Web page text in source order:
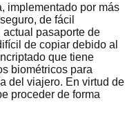
implementado por más
de fácil
pasaporte de
de copiar debido al
que tiene
biométricos para
del viajero. En virtud de
proceder de forma